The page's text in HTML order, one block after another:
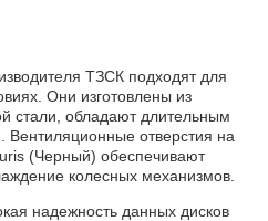
ТЗСК подходят для
Они изготовлены из
стали, обладают длительным
Вентиляционные отверстия на
(Черный) обеспечивают
колесных механизмов.
надежность данных дисков